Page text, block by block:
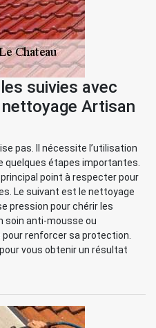
suivies avec
Artisan
pas. Il nécessite l’utilisation
quelques étapes importantes.
point à respecter pour
Le suivant est le nettoyage
pression pour chérir les
soin anti-mousse ou
renforcer sa protection.
vous obtenir un résultat